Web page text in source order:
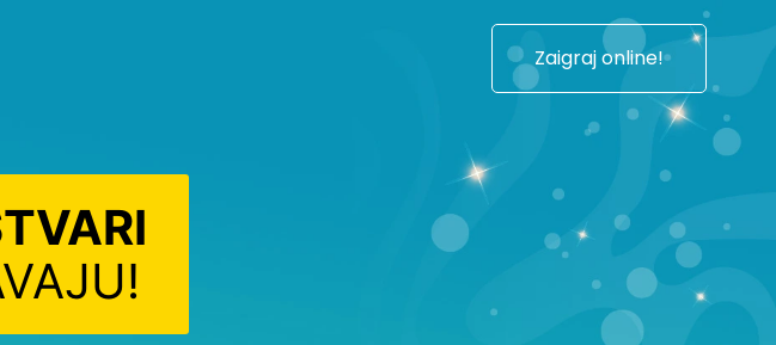
Zaigraj online!